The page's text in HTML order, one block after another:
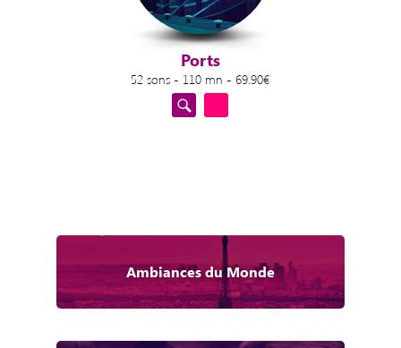
Ports
52 sons - 110 mn - 69.90€
Ambiances du Monde